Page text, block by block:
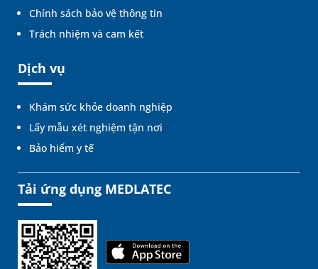
Chính sách bảo vệ thông tin
Trách nhiệm và cam kết
Dịch vụ
Khám sức khỏe doanh nghiệp
Lấy mẫu xét nghiệm tận nơi
Bảo hiểm y tế
Tải ứng dụng MEDLATEC